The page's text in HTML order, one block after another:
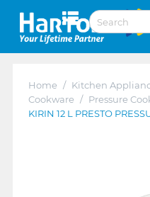
Home / Kitchen
Cookware / Pressure
KIRIN 12 L PRESTO